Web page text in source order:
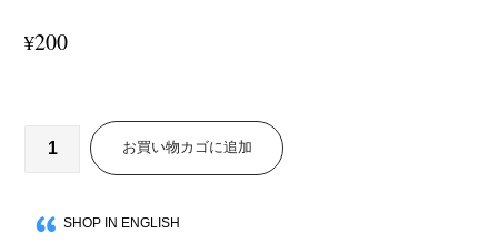
¥200
お買い物カゴに追加
SHOP IN ENGLISH